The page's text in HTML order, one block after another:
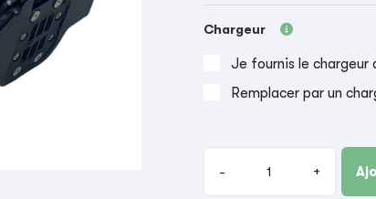
Chargeur
Je fournis le chargeur
Remplacer par un
- +